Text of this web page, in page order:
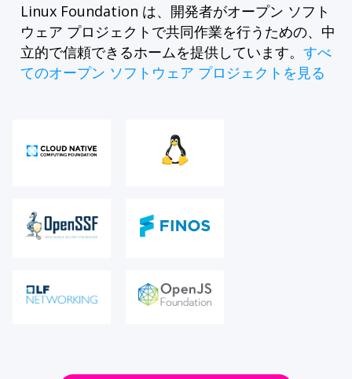
Linux Foundation は、開発者がオープン ソフト
ウェア プロジェクトで共同作業を行うための、中
立的で信頼できるホームを提供しています。 すべ
てのオープン ソフトウェア プロジェクトを見る